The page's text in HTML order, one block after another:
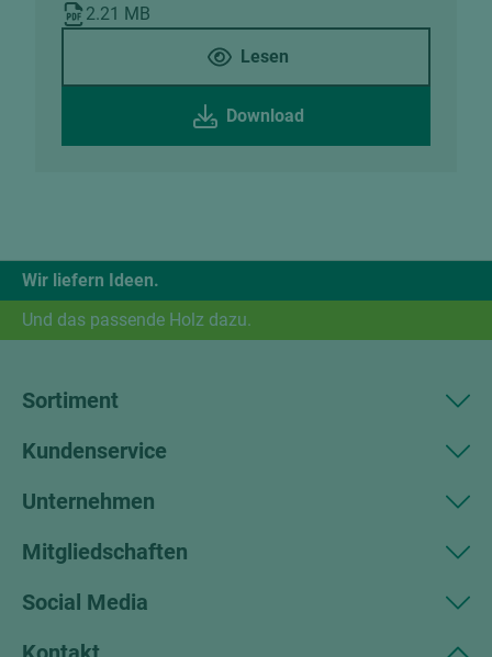
2.21 MB
Lesen
Download
Wir liefern Ideen.
Und das passende Holz dazu.
Sortiment
Kundenservice
Unternehmen
Mitgliedschaften
Social Media